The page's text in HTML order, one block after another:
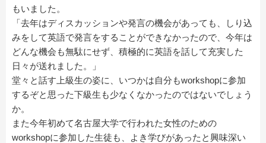
もいました。
「去年はディスカッションや発言の機会があっても、しり込
みをして英語で発言をすることができなかったので、今年は
どんな機会も無駄にせず、積極的に英語を話して充実した
日々が送れました。」
堂々と話す上級生の姿に、いつかは自分もworkshopに参加
するぞと思った下級生も少なくなかったのではないでしょう
か。
また今年初めて名古屋大学で行われた女性のための
workshopに参加した生徒も、よき学びがあったと興味深い